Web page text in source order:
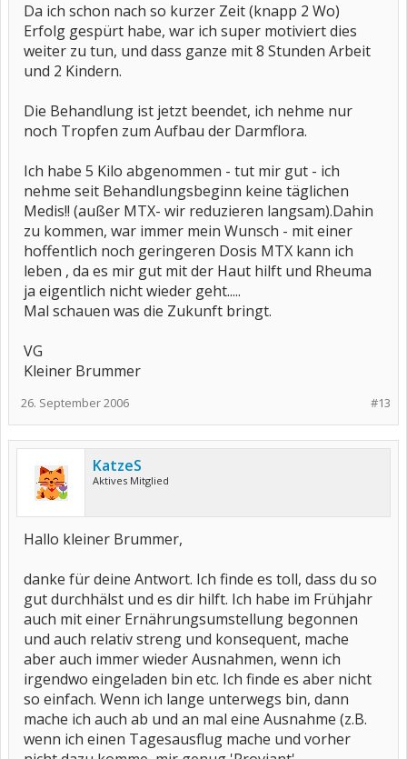
Da ich schon nach so kurzer Zeit (knapp 2 Wo)
Erfolg gespürt habe, war ich super motiviert dies
weiter zu tun, und dass ganze mit 8 Stunden Arbeit
und 2 Kindern.
Die Behandlung ist jetzt beendet, ich nehme nur
noch Tropfen zum Aufbau der Darmflora.
Ich habe 5 Kilo abgenommen - tut mir gut - ich
nehme seit Behandlungsbeginn keine täglichen
Medis!! (außer MTX- wir reduzieren langsam).Dahin
zu kommen, war immer mein Wunsch - mit einer
hoffentlich noch geringeren Dosis MTX kann ich
leben , da es mir gut mit der Haut hilft und Rheuma
ja eigentlich nicht wieder geht.....
Mal schauen was die Zukunft bringt.
VG
Kleiner Brummer
#13
26. September 2006
KatzeS
Aktives Mitglied
Hallo kleiner Brummer,
danke für deine Antwort. Ich finde es toll, dass du so
gut durchhälst und es dir hilft. Ich habe im Frühjahr
auch mit einer Ernährungsumstellung begonnen
und auch relativ streng und konsequent, mache
aber auch immer wieder Ausnahmen, wenn ich
irgendwo eingeladen bin etc. Ich finde es aber nicht
so einfach. Wenn ich lange unterwegs bin, dann
mache ich auch ab und an mal eine Ausnahme (z.B.
wenn ich einen Tagesausflug mache und vorher